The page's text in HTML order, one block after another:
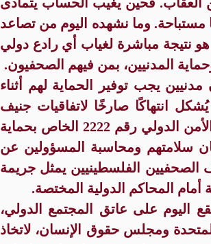
مستباحة. وما نشهده اليوم من تصاعد
نتيجة مباشرة لغياب أي رادع دولي
المدنيين، بمن فيهم الصحفيون.
يجب توفير الحماية لهم أثناء
انتهاكًا صارخًا لاتفاقيات جنيف
وقواعد القانون الدولي. كما شدد قرار مجلس الأمن الدولي رقم 2222 الخاص بحماية
سلامتهم ومحاسبة المسؤولين عن
الصحفيين الفلسطينيين يمثل جريمة
المحاكم الدولية المختصة.
اليوم على عاتق المجتمع الدولي،
ومجلس حقوق الإنسان، لاتخاذ